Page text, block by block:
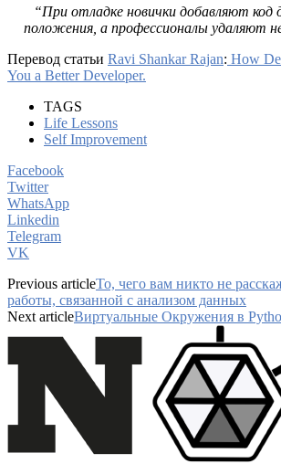
“При отладке новички добавляют код
положения, а профессионалы удаляют
Перевод статьи Ravi Shankar Rajan: How
You a Better Developer.
TAGS
Life Lessons
Self Improvement
Facebook
Twitter
WhatsApp
Linkedin
Telegram
VK
Previous articleТо, чего вам никто не
работы, связанной с анализом данных
Next articleВиртуальные Окружения в